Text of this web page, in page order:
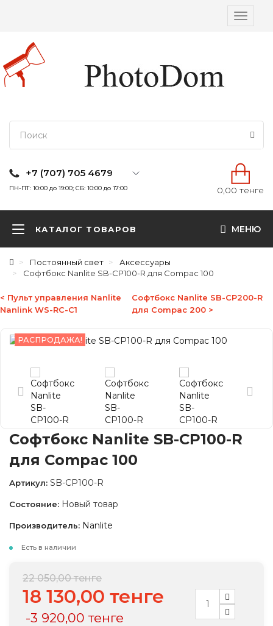
Вкл/
+7 (707) 705 4679
ПН-ПТ: 10:00 до 19:00; СБ: 10:00 до 17:00 0,00 тенге
КАТАЛОГ ТОВАРОВ МЕНЮ
Постоянный свет
Аксессуары
Софтбокс Nanlite SB-CP100-R для Compac 100
< Пульт управления Nanlite
Nanlink WS-RC-C1
Софтбокс Nanlite SB-CP200-R
для Compac 200 >
РАСПРОДАЖА!
Софтбокс Nanlite SB-CP100-R
для Compac 100
Артикул: SB-CP100-R
Состояние: Новый товар
Производитель: Nanlite
Есть в наличии
22 050,00 тенге
18 130,00 тенге
-3 920,00 тенге